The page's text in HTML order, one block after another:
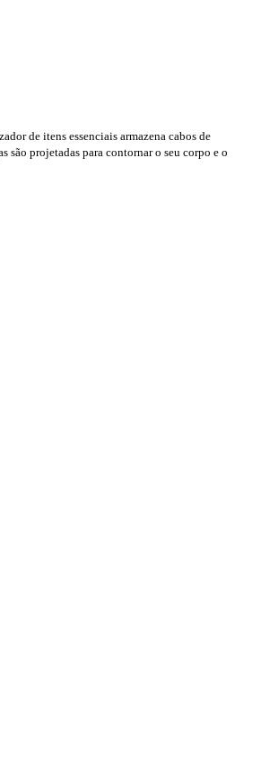
de itens essenciais armazena cabos de
são projetadas para contornar o seu corpo e o